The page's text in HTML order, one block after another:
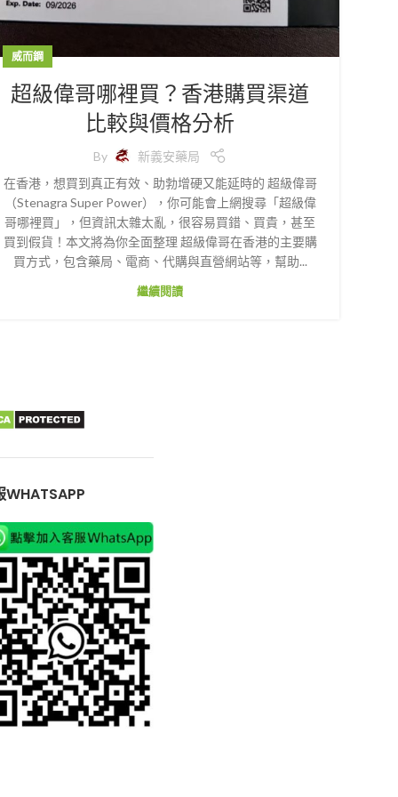
威而鋼
超級偉哥哪裡買？香港購買渠道
比較與價格分析
By
新義安藥局
在香港，想買到真正有效、助勃增硬又能延時的 超級偉哥
（Stenagra Super Power），你可能會上網搜尋「超級偉
哥哪裡買」，但資訊太雜太亂，很容易買錯、買貴，甚至
買到假貨！本文將為你全面整理 超級偉哥在香港的主要購
買方式，包含藥局、電商、代購與直營網站等，幫助...
繼續閱讀
WHATSAPP